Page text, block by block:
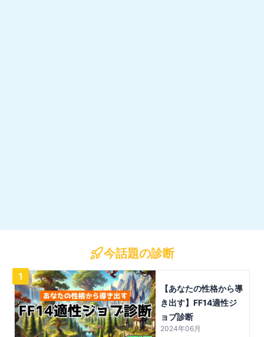
今話題の診断
1
【あなたの性格から導
き出す】FF14適性ジ
ョブ診断
2024年06月